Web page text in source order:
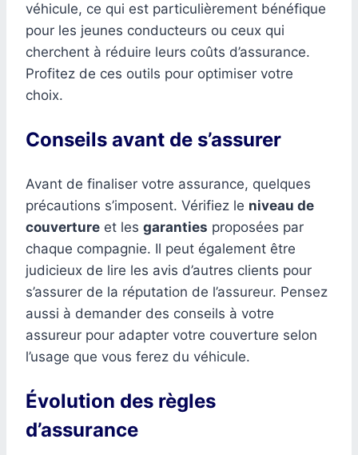
véhicule, ce qui est particulièrement bénéfique
pour les jeunes conducteurs ou ceux qui
cherchent à réduire leurs coûts d’assurance.
Profitez de ces outils pour optimiser votre
choix.
Conseils avant de s’assurer
Avant de finaliser votre assurance, quelques
précautions s’imposent. Vérifiez le niveau de
couverture et les garanties proposées par
chaque compagnie. Il peut également être
judicieux de lire les avis d’autres clients pour
s’assurer de la réputation de l’assureur. Pensez
aussi à demander des conseils à votre
assureur pour adapter votre couverture selon
l’usage que vous ferez du véhicule.
Évolution des règles
d’assurance